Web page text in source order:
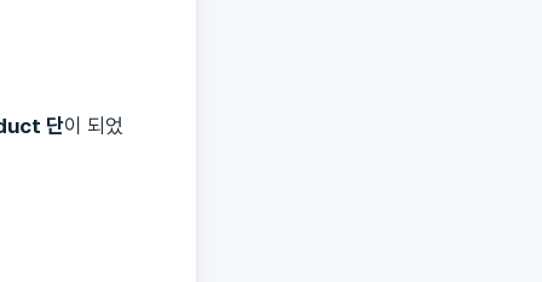
단이 되었